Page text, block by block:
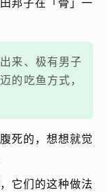
来、极有男子
的吃鱼方式，
死的，想想就觉
它们的这种做法